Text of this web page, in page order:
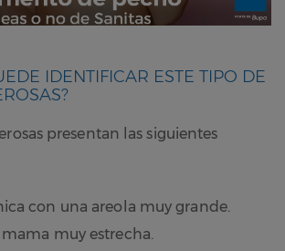
IDENTIFICAR ESTE TIPO DE
presentan las siguientes
con una areola muy grande.
mama muy estrecha.